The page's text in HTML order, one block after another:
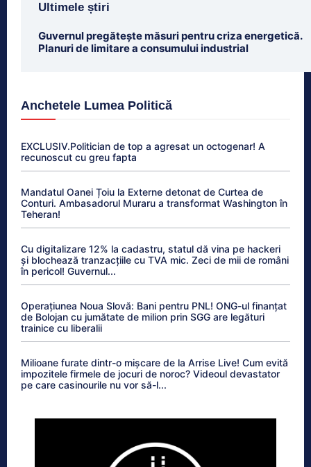
Ultimele știri
Guvernul pregătește măsuri pentru criza energetică.
Planuri de limitare a consumului industrial
Anchetele Lumea Politică
EXCLUSIV.Politician de top a agresat un octogenar! A
recunoscut cu greu fapta
Mandatul Oanei Țoiu la Externe detonat de Curtea de
Conturi. Ambasadorul Muraru a transformat Washington în
Teheran!
Cu digitalizare 12% la cadastru, statul dă vina pe hackeri
și blochează tranzacțiile cu TVA mic. Zeci de mii de români
în pericol! Guvernul...
Operațiunea Noua Slovă: Bani pentru PNL! ONG-ul finanțat
de Bolojan cu jumătate de milion prin SGG are legături
trainice cu liberalii
Milioane furate dintr-o mișcare de la Arrise Live! Cum evită
impozitele firmele de jocuri de noroc? Videoul devastator
pe care casinourile nu vor să-l...